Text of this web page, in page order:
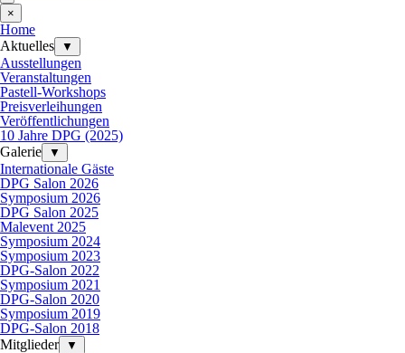
×
Home
Aktuelles
▼
Ausstellungen
Veranstaltungen
Pastell-Workshops
Preisverleihungen
Veröffentlichungen
10 Jahre DPG (2025)
Galerie
▼
Internationale Gäste
DPG Salon 2026
Symposium 2026
DPG Salon 2025
Malevent 2025
Symposium 2024
Symposium 2023
DPG-Salon 2022
Symposium 2021
DPG-Salon 2020
Symposium 2019
DPG-Salon 2018
Mitglieder
▼